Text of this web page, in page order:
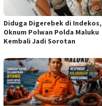
Diduga Digerebek di Indekos,
Oknum Polwan Polda Maluku
Kembali Jadi Sorotan